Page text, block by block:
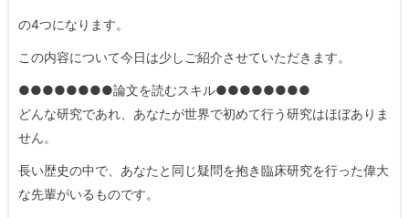
の4つになります。
この内容について今日は少しご紹介させていただきます。
●●●●●●●●論文を読むスキル●●●●●●●●
どんな研究であれ、あなたが世界で初めて行う研究はほぼありま
せん。
長い歴史の中で、あなたと同じ疑問を抱き臨床研究を行った偉大
な先輩がいるものです。